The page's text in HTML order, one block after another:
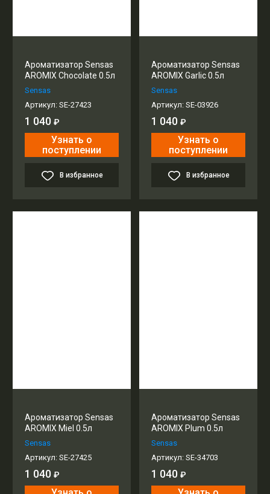
Ароматизатор Sensas
AROMIX Chocolate 0.5л
Sensas
Артикул: SE-27423
1 040 ₽
Узнать о
поступлении
В избранное
Ароматизатор Sensas
AROMIX Garlic 0.5л
Sensas
Артикул: SE-03926
1 040 ₽
Узнать о
поступлении
В избранное
Ароматизатор Sensas
AROMIX Miel 0.5л
Sensas
Артикул: SE-27425
1 040 ₽
Ароматизатор Sensas
AROMIX Plum 0.5л
Sensas
Артикул: SE-34703
1 040 ₽